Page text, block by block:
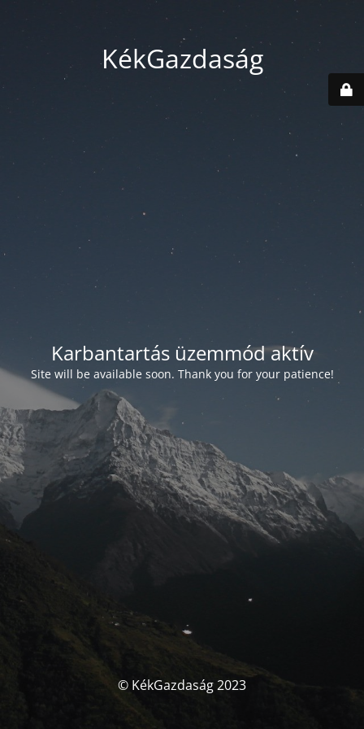
KékGazdaság
Karbantartás üzemmód aktív
Site will be available soon. Thank you for your patience!
© KékGazdaság 2023